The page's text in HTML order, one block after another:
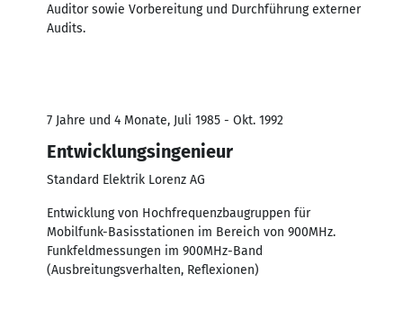
Auditor sowie Vorbereitung und Durchführung externer
Audits.
7 Jahre und 4 Monate, Juli 1985 - Okt. 1992
Entwicklungsingenieur
Standard Elektrik Lorenz AG
Entwicklung von Hochfrequenzbaugruppen für
Mobilfunk-Basisstationen im Bereich von 900MHz.
Funkfeldmessungen im 900MHz-Band
(Ausbreitungsverhalten, Reflexionen)